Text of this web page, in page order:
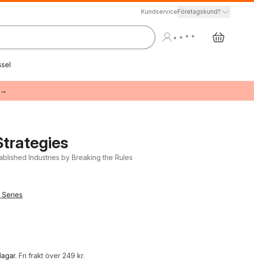
KundserviceFöretagskund?
Industries by Breaking the Rules
. Fri frakt över 249 kr.